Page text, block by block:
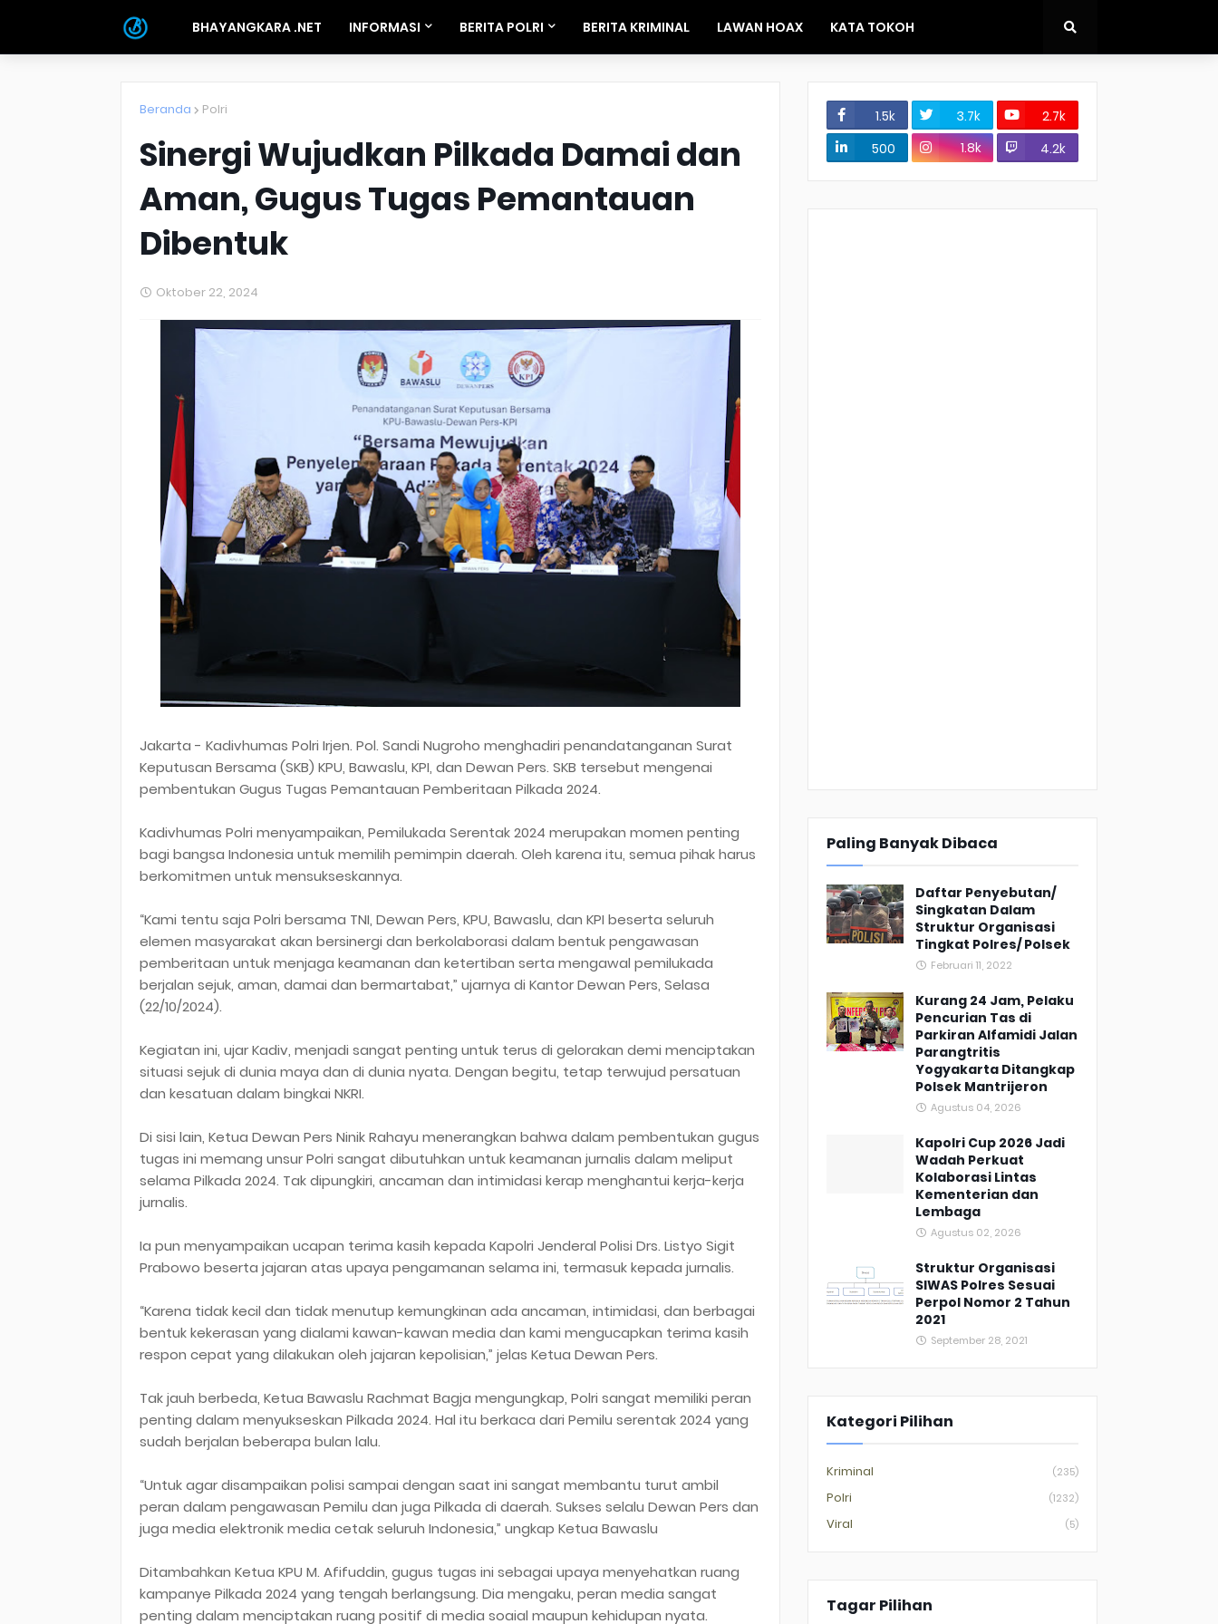
BHAYANGKARA .NET INFORMASI BERITA POLRI BERITA KRIMINAL LAWAN HOAX KATA TOKOH
Beranda Polri
Sinergi Wujudkan Pilkada Damai dan
Aman, Gugus Tugas Pemantauan
Dibentuk
Oktober 22, 2024
Jakarta - Kadivhumas Polri Irjen. Pol. Sandi Nugroho menghadiri penandatanganan Surat
Keputusan Bersama (SKB) KPU, Bawaslu, KPI, dan Dewan Pers. SKB tersebut mengenai
pembentukan Gugus Tugas Pemantauan Pemberitaan Pilkada 2024.
Kadivhumas Polri menyampaikan, Pemilukada Serentak 2024 merupakan momen penting
bagi bangsa Indonesia untuk memilih pemimpin daerah. Oleh karena itu, semua pihak harus
berkomitmen untuk mensukseskannya.
“Kami tentu saja Polri bersama TNI, Dewan Pers, KPU, Bawaslu, dan KPI beserta seluruh
elemen masyarakat akan bersinergi dan berkolaborasi dalam bentuk pengawasan
pemberitaan untuk menjaga keamanan dan ketertiban serta mengawal pemilukada
berjalan sejuk, aman, damai dan bermartabat,” ujarnya di Kantor Dewan Pers, Selasa
(22/10/2024).
Kegiatan ini, ujar Kadiv, menjadi sangat penting untuk terus di gelorakan demi menciptakan
situasi sejuk di dunia maya dan di dunia nyata. Dengan begitu, tetap terwujud persatuan
dan kesatuan dalam bingkai NKRI.
Di sisi lain, Ketua Dewan Pers Ninik Rahayu menerangkan bahwa dalam pembentukan gugus
tugas ini memang unsur Polri sangat dibutuhkan untuk keamanan jurnalis dalam meliput
selama Pilkada 2024. Tak dipungkiri, ancaman dan intimidasi kerap menghantui kerja-kerja
jurnalis.
Ia pun menyampaikan ucapan terima kasih kepada Kapolri Jenderal Polisi Drs. Listyo Sigit
Prabowo beserta jajaran atas upaya pengamanan selama ini, termasuk kepada jurnalis.
“Karena tidak kecil dan tidak menutup kemungkinan ada ancaman, intimidasi, dan berbagai
bentuk kekerasan yang dialami kawan-kawan media dan kami mengucapkan terima kasih
respon cepat yang dilakukan oleh jajaran kepolisian,” jelas Ketua Dewan Pers.
Tak jauh berbeda, Ketua Bawaslu Rachmat Bagja mengungkap, Polri sangat memiliki peran
penting dalam menyukseskan Pilkada 2024. Hal itu berkaca dari Pemilu serentak 2024 yang
sudah berjalan beberapa bulan lalu.
“Untuk agar disampaikan polisi sampai dengan saat ini sangat membantu turut ambil
peran dalam pengawasan Pemilu dan juga Pilkada di daerah. Sukses selalu Dewan Pers dan
juga media elektronik media cetak seluruh Indonesia,” ungkap Ketua Bawaslu
Ditambahkan Ketua KPU M. Afifuddin, gugus tugas ini sebagai upaya menyehatkan ruang
kampanye Pilkada 2024 yang tengah berlangsung. Dia mengaku, peran media sangat
penting dalam menciptakan ruang positif di media soaial maupun kehidupan nyata.
1.5k 3.7k
2.7k
500
1.8k 4.2k
Paling Banyak Dibaca
Daftar Penyebutan/
Singkatan Dalam
Struktur Organisasi
Tingkat Polres/ Polsek
Februari 11, 2022
Kurang 24 Jam, Pelaku
Pencurian Tas di
Parkiran Alfamidi Jalan
Parangtritis
Yogyakarta Ditangkap
Polsek Mantrijeron
Agustus 04, 2026
Kapolri Cup 2026 Jadi
Wadah Perkuat
Kolaborasi Lintas
Kementerian dan
Lembaga
Agustus 02, 2026
Struktur Organisasi
SIWAS Polres Sesuai
Perpol Nomor 2 Tahun
2021
September 28, 2021
Kategori Pilihan
Kriminal (235)
Polri (1232)
Viral (5)
Tagar Pilihan